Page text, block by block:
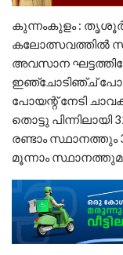
കുന്നംകുളം :
കലോത്സവത്തിൽ
അവസാന
ഇഞ്ചോടിഞ്ച്‌
പോയന്റ് നേടി
തൊട്ടു
രണ്ടാം സ്ഥാനത്തും
മൂന്നാം